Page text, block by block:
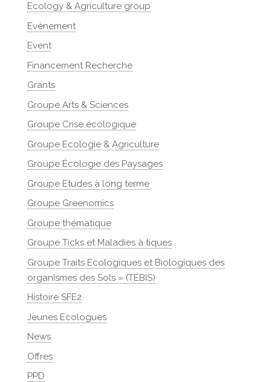
Ecology & Agriculture group
Evènement
Event
Financement Recherche
Grants
Groupe Arts & Sciences
Groupe Crise écologique
Groupe Ecologie & Agriculture
Groupe Écologie des Paysages
Groupe Etudes à long terme
Groupe Greenomics
Groupe thématique
Groupe Ticks et Maladies à tiques
Groupe Traits Ecologiques et Biologiques des
organIsmes des Sols » (TEBIS)
Histoire SFE2
Jeunes Ecologues
News
Offres
PPD